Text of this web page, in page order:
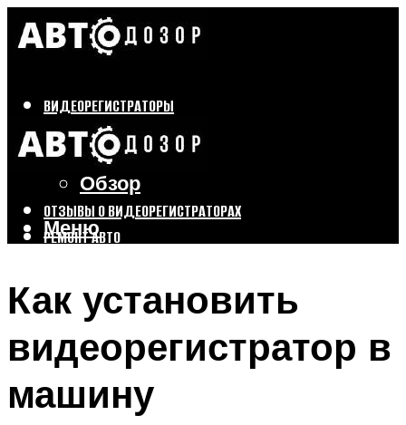
ВИДЕОРЕГИСТРАТОРЫ
Бренды
Выбор
Обзор
ОТЗЫВЫ О ВИДЕОРЕГИСТРАТОРАХ
РЕМОНТ АВТО
Меню
Меню
Как установить
видеорегистратор в
машину